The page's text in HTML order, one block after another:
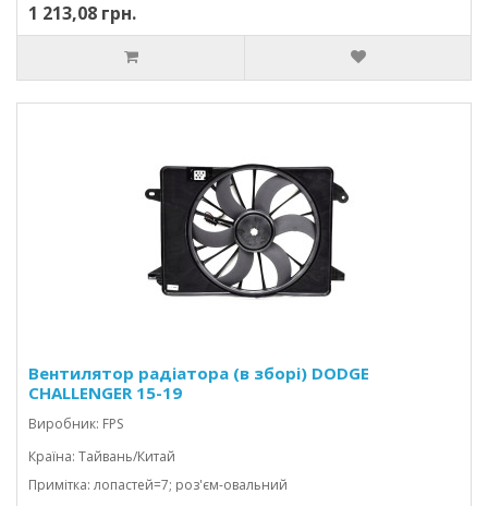
1 213,08 грн.
Вентилятор радіатора (в зборі) DODGE
CHALLENGER 15-19
Виробник: FPS
Країна: Тайвань/Китай
Примітка: лопастей=7; роз'єм-овальний